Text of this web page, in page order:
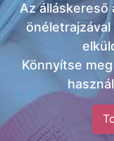
Az álláskereső
Könnyítse